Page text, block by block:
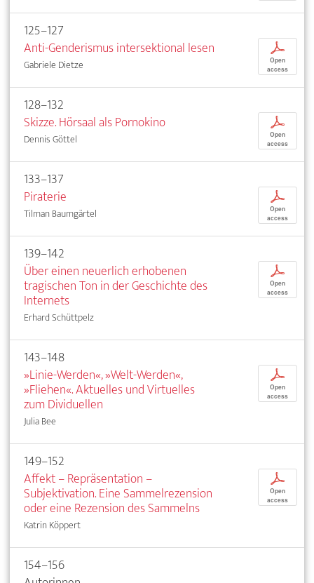
125–127
Anti-Genderismus intersektional lesen
Gabriele Dietze
p
Open
access
128–132
Skizze. Hörsaal als Pornokino
Dennis Göttel
p
Open
access
133–137
Piraterie
Tilman Baumgärtel
p
Open
access
139–142
Über einen neuerlich erhobenen
tragischen Ton in der Geschichte des
Internets
Erhard Schüttpelz
p
Open
access
143–148
»Linie-Werden«, »Welt-Werden«,
»Fliehen«. Aktuelles und Virtuelles
zum Dividuellen
Julia Bee
p
Open
access
149–152
Affekt – Repräsentation –
Subjektivation. Eine Sammelrezension
oder eine Rezension des Sammelns
Katrin Köppert
p
Open
access
154–156